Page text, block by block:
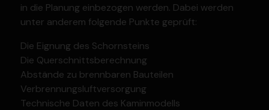
in die Planung einbe­zogen werden. Dabei werden
unter anderem folgende Punkte geprüft:
Die Eignung des Schorn­steins
Die Querschnitts­be­rechnung
Abstände zu brenn­baren Bauteilen
Verbren­nungs­luft­ver­sorgung
Technische Daten des Kamin­mo­dells